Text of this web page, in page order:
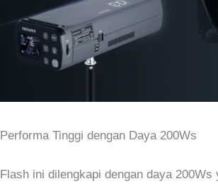
Performa Tinggi dengan Daya 200Ws
Flash ini dilengkapi dengan daya 200Ws